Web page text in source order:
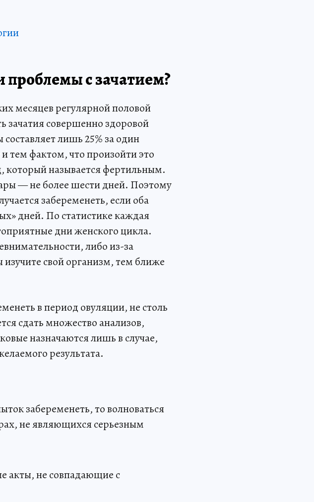
с зачатием?
месяцев регулярной половой
зачатия совершенно здоровой
лишь 25% за один
тем фактом, что произойти это
называется фертильным.
— не более шести дней. Поэтому
забеременеть, если оба
дней. По статистике каждая
дни женского цикла.
либо из-за
свой организм, тем ближе
в период овуляции, не столь
сдать множество анализов,
назначаются лишь в случае,
результата.
забеременеть, то волноваться
не являющихся серьезным
акты, не совпадающие с